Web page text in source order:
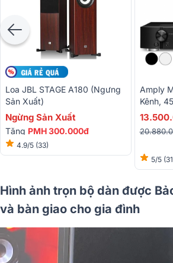
Loa JBL STAGE A180 (Ngưng
Sản Xuất)
Ngừng Sản Xuất
Tặng PMH 300.000đ
4.9/5 (33)
Amply
Kênh,
5/5
Hình ảnh trọn bộ dàn được
và bàn giao cho gia đình